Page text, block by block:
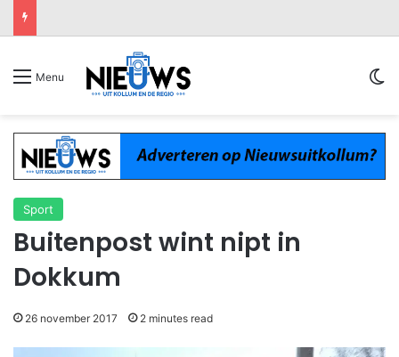
Menu
Sport
Buitenpost wint nipt in
Dokkum
26 november 2017 2 minutes read